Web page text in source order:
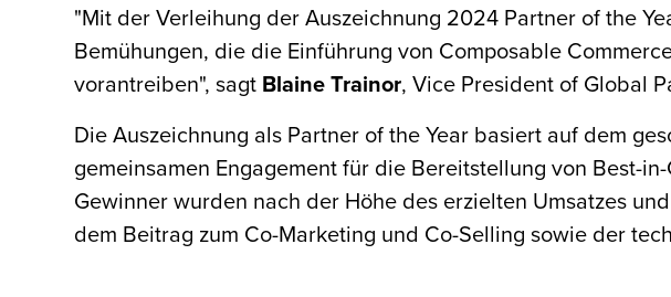
"Mit der Verleihung der Auszeichnung 2024 Partner of the
Bemühungen, die die Einführung von Composable
vorantreiben", sagt Blaine Trainor, Vice President of Global
Die Auszeichnung als Partner of the Year basiert auf dem
gemeinsamen Engagement für die Bereitstellung von Best-
Gewinner wurden nach der Höhe des erzielten Umsatzes
dem Beitrag zum Co-Marketing und Co-Selling sowie der